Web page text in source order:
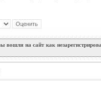
вошли на сайт как